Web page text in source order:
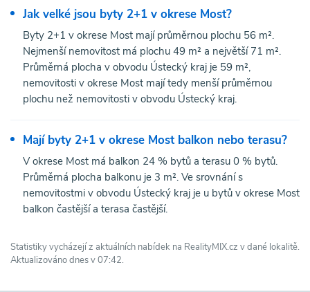
Jak velké jsou byty 2+1 v okrese Most?
Byty 2+1 v okrese Most mají průměrnou plochu 56 m².
Nejmenší nemovitost má plochu 49 m² a největší 71 m².
Průměrná plocha v obvodu Ústecký kraj je 59 m²,
nemovitosti v okrese Most mají tedy menší průměrnou
plochu než nemovitosti v obvodu Ústecký kraj.
Mají byty 2+1 v okrese Most balkon nebo terasu?
V okrese Most má balkon 24 % bytů a terasu 0 % bytů.
Průměrná plocha balkonu je 3 m². Ve srovnání s
nemovitostmi v obvodu Ústecký kraj je u bytů v okrese Most
balkon častější a terasa častější.
Statistiky vycházejí z aktuálních nabídek na RealityMIX.cz v dané lokalitě.
Aktualizováno dnes v 07:42.